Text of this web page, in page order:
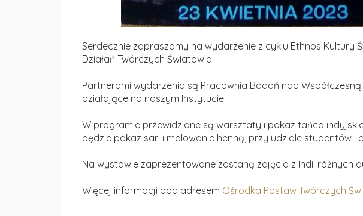
Serdecznie zapraszamy na wydarzenie z cyklu Ethnos Kultury
Działań Twórczych Światowid.
Partnerami wydarzenia są Pracownia Badań nad
działające na naszym Instytucie.
W programie przewidziane są warsztaty i pokaz tańca
będzie pokaz sari i malowanie henną, przy udziale studentów i
Na wystawie zaprezentowane zostaną zdjęcia z Indii różnych
Więcej informacji pod adresem Ośrodka Postaw Twórczych